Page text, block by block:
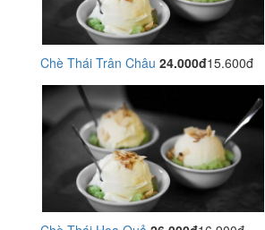
Chè Thái Trân Châu 24.000đ15.600đ